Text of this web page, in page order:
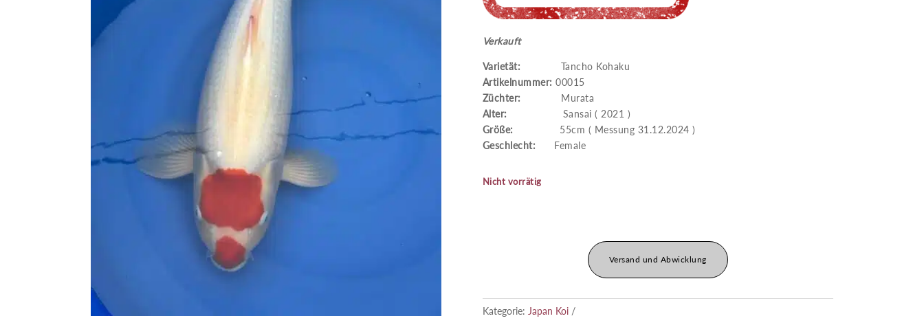
Verkauft
Varietät: Tancho Kohaku
Artikelnummer:00015
Züchter: Murata
Alter: Sansai ( 2021 )
Größe: 55cm ( Messung 31.12.2024 )
Geschlecht: Female
Nicht vorrätig
Versand und Abwicklung
Kategorie: Japan Koi